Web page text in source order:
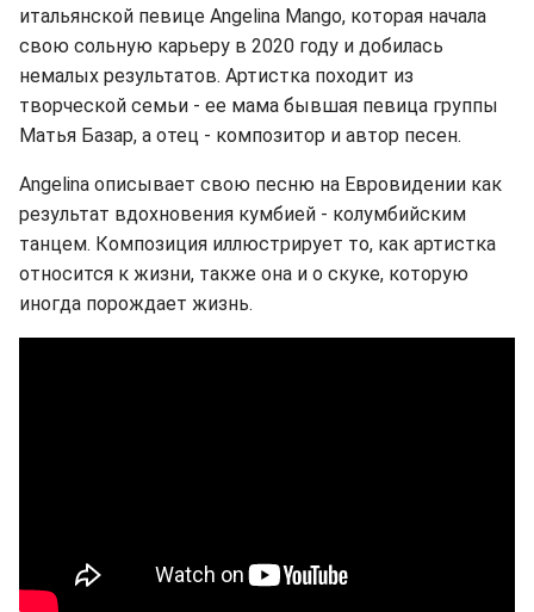
итальянской певице Angelina Mango, которая начала
свою сольную карьеру в 2020 году и добилась
немалых результатов. Артистка походит из
творческой семьи - ее мама бывшая певица группы
Матья Базар, а отец - композитор и автор песен.
Angelina описывает свою песню на Евровидении как
результат вдохновения кумбией - колумбийским
танцем. Композиция иллюстрирует то, как артистка
относится к жизни, также она и о скуке, которую
иногда порождает жизнь.